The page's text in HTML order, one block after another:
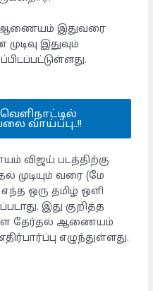
ஆணையம் இதுவரை
இதுவும்
வெளிநாட்டில்
வாய்ப்பு..!!
விஜய் படத்திற்கு
முடியும் வரை (மே
ஒரு தமிழ் ஒளி
இது குறித்த
தேர்தல் ஆணையம்
எழுந்துள்ளது.